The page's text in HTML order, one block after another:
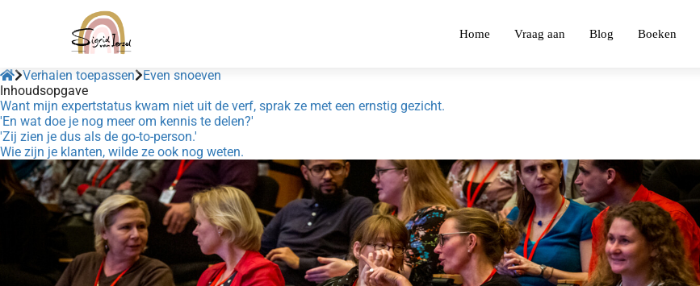
Home Vraag aan Blog Boeken
Verhalen toepassen
Even snoeven
Inhoudsopgave
Want mijn expertstatus kwam niet uit de verf, sprak ze met een ernstig gezicht.
'En wat doe je nog meer om kennis te delen?'
'Zij zien je dus als de go-to-person.'
Wie zijn je klanten, wilde ze ook nog weten.